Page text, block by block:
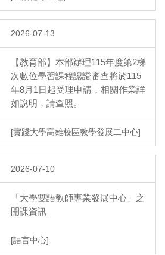
2026-07-13
【教育部】本部辦理115年度第2梯
次數位學習課程認證審查將於115
年8月1日起受理申請，相關作業詳
如說明，請查照。
[實踐大學高雄校區教學發展二中心]
2026-07-10
「大學雙語教師專業發展中心」之
開課資訊
[語言中心]